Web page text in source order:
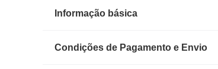
Informação básica
Condições de Pagamento e Envio